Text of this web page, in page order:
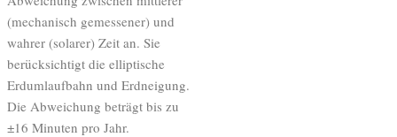
(mechanisch gemessener) und
wahrer (solarer) Zeit an. Sie
berücksichtigt die elliptische
Erdumlaufbahn und Erdneigung.
Die Abweichung beträgt bis zu
±16 Minuten pro Jahr.